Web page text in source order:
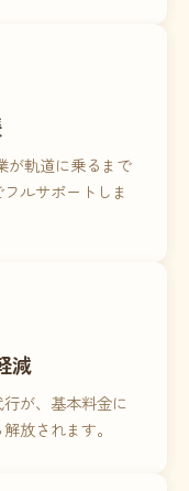
が軌道に乗るまで
ルサポートしま
減
が、基本料金に
放されます。